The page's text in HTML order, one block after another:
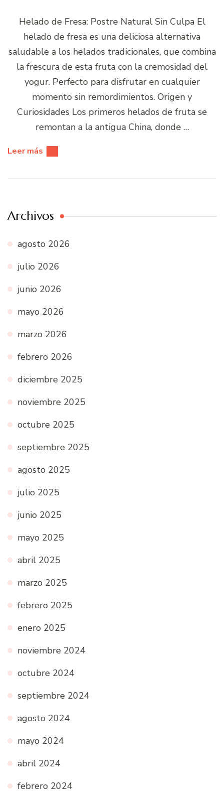
Helado de Fresa: Postre Natural Sin Culpa El
helado de fresa es una deliciosa alternativa
saludable a los helados tradicionales, que combina
la frescura de esta fruta con la cremosidad del
yogur. Perfecto para disfrutar en cualquier
momento sin remordimientos. Origen y
Curiosidades Los primeros helados de fruta se
remontan a la antigua China, donde …
Leer más
Archivos
agosto 2026
julio 2026
junio 2026
mayo 2026
marzo 2026
febrero 2026
diciembre 2025
noviembre 2025
octubre 2025
septiembre 2025
agosto 2025
julio 2025
junio 2025
mayo 2025
abril 2025
marzo 2025
febrero 2025
enero 2025
noviembre 2024
octubre 2024
septiembre 2024
agosto 2024
mayo 2024
abril 2024
febrero 2024